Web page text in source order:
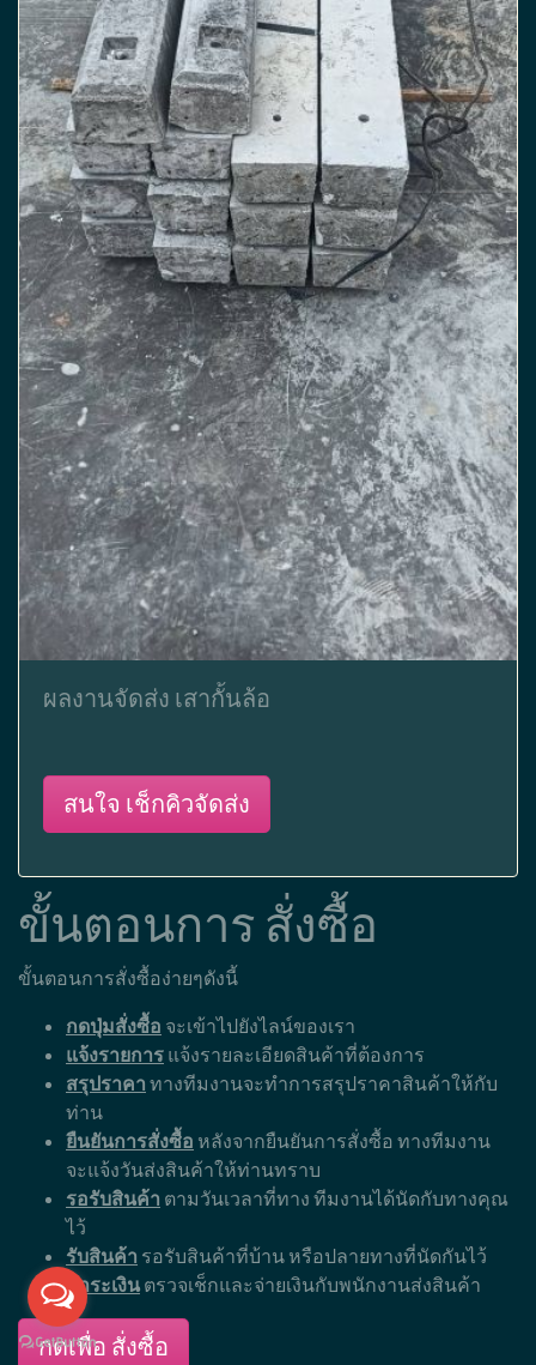
ผลงานจัดส่ง เสากั้นล้อ
สนใจ เช็กคิวจัดส่ง
ขั้นตอนการ สั่งซื้อ
ขั้นตอนการสั่งซื้อง่ายๆดังนี้
กดปุ่มสั่งซื้อ จะเข้าไปยังไลน์ของเรา
แจ้งรายการ แจ้งรายละเอียดสินค้าที่ต้องการ
สรุปราคา ทางทีมงานจะทำการสรุปราคาสินค้าให้กับ
ท่าน
ยืนยันการสั่งซื้อ หลังจากยืนยันการสั่งซื้อ ทางทีมงาน
จะแจ้งวันส่งสินค้าให้ท่านทราบ
รอรับสินค้า ตามวันเวลาที่ทาง ทีมงานได้นัดกับทางคุณ
ไว้
รับสินค้า รอรับสินค้าที่บ้าน หรือปลายทางที่นัดกันไว้
ชำระเงิน ตรวจเช็กและจ่ายเงินกับพนักงานส่งสินค้า
กดเพื่อ สั่งซื้อ